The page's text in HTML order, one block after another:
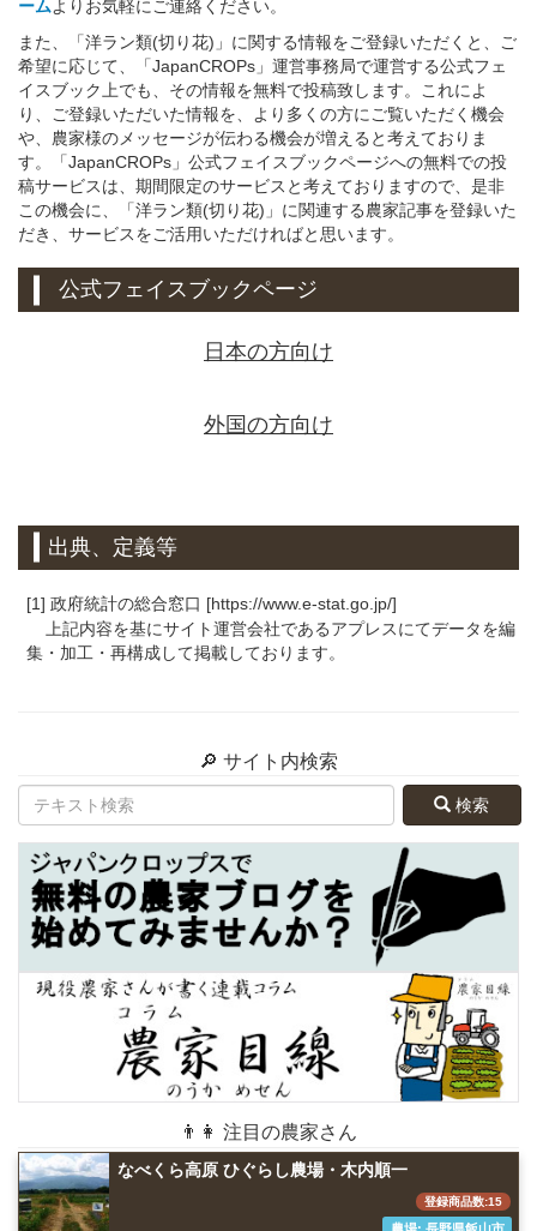
ームよりお気軽にご連絡ください。
また、「洋ラン類(切り花)」に関する情報をご登録いただくと、ご
希望に応じて、「JapanCROPs」運営事務局で運営する公式フェ
イスブック上でも、その情報を無料で投稿致します。これによ
り、ご登録いただいた情報を、より多くの方にご覧いただく機会
や、農家様のメッセージが伝わる機会が増えると考えておりま
す。「JapanCROPs」公式フェイスブックページへの無料での投
稿サービスは、期間限定のサービスと考えておりますので、是非
この機会に、「洋ラン類(切り花)」に関連する農家記事を登録いた
だき、サービスをご活用いただければと思います。
公式フェイスブックページ
日本の方向け
外国の方向け
出典、定義等
[1] 政府統計の総合窓口 [https://www.e-stat.go.jp/]
上記内容を基にサイト運営会社であるアプレスにてデータを編
集・加工・再構成して掲載しております。
🔎 サイト内検索
検索
👨👩 注目の農家さん
なべくら高原 ひぐらし農場・木内順一
登録商品数:15